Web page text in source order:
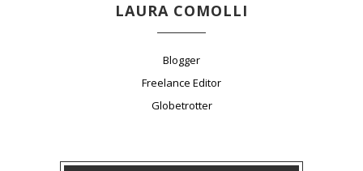
LAURA COMOLLI
Blogger
Freelance Editor
Globetrotter